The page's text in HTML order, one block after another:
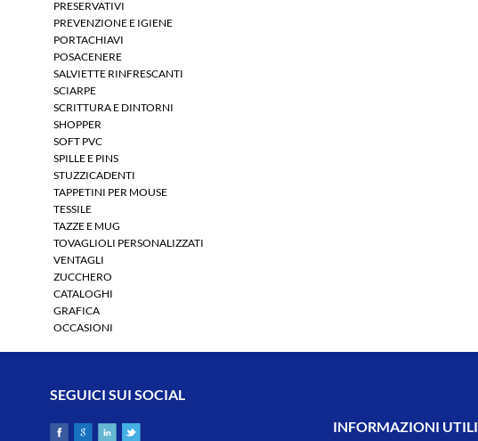
PRESERVATIVI
PREVENZIONE E IGIENE
PORTACHIAVI
POSACENERE
SALVIETTE RINFRESCANTI
SCIARPE
SCRITTURA E DINTORNI
SHOPPER
SOFT PVC
SPILLE E PINS
STUZZICADENTI
TAPPETINI PER MOUSE
TESSILE
TAZZE E MUG
TOVAGLIOLI PERSONALIZZATI
VENTAGLI
ZUCCHERO
CATALOGHI
GRAFICA
OCCASIONI
SEGUICI SUI SOCIAL
INFORMAZIONI UTILI